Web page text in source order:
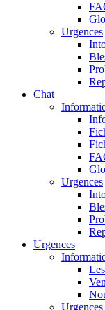
Urgences
Chat
Urgences
Urgences
Urgences